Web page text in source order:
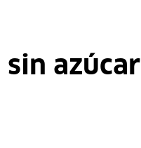
azúcar